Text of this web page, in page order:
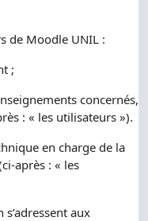
de Moodle UNIL :
;
concernés,
: « les utilisateurs »).
en charge de la
après : « les
aux